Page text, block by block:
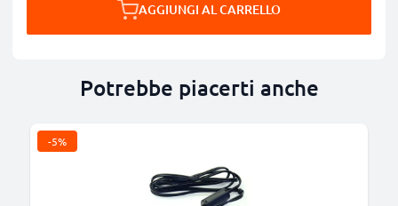
AGGIUNGI AL CARRELLO
Potrebbe piacerti anche
-5%